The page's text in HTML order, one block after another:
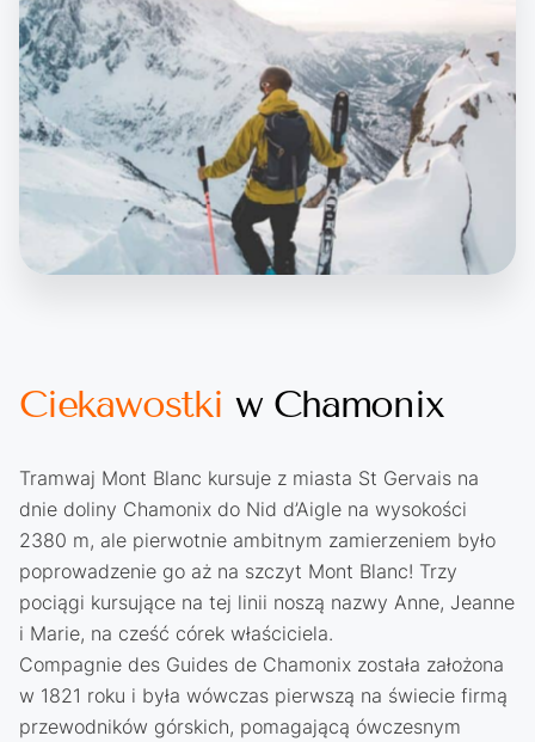
Ciekawostki w Chamonix
Tramwaj Mont Blanc kursuje z miasta St Gervais na
dnie doliny Chamonix do Nid d’Aigle na wysokości
2380 m, ale pierwotnie ambitnym zamierzeniem było
poprowadzenie go aż na szczyt Mont Blanc! Trzy
pociągi kursujące na tej linii noszą nazwy Anne, Jeanne
i Marie, na cześć córek właściciela.
Compagnie des Guides de Chamonix została założona
w 1821 roku i była wówczas pierwszą na świecie firmą
przewodników górskich, pomagającą ówczesnym